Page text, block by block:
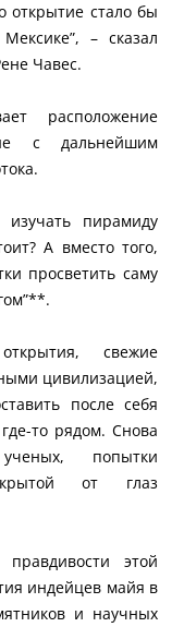
открытие стало бы
– сказал
Чавес.
расположение
с дальнейшим
пирамиду
А вместо того,
просветить саму
свежие
цивилизацией,
после себя
то рядом. Снова
попытки
от глаз
этой
индейцев майя в
и научных